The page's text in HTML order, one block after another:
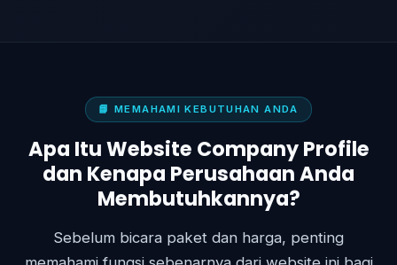
📘 MEMAHAMI KEBUTUHAN ANDA
Apa Itu Website Company Profile
dan Kenapa Perusahaan Anda
Membutuhkannya?
Sebelum bicara paket dan harga, penting